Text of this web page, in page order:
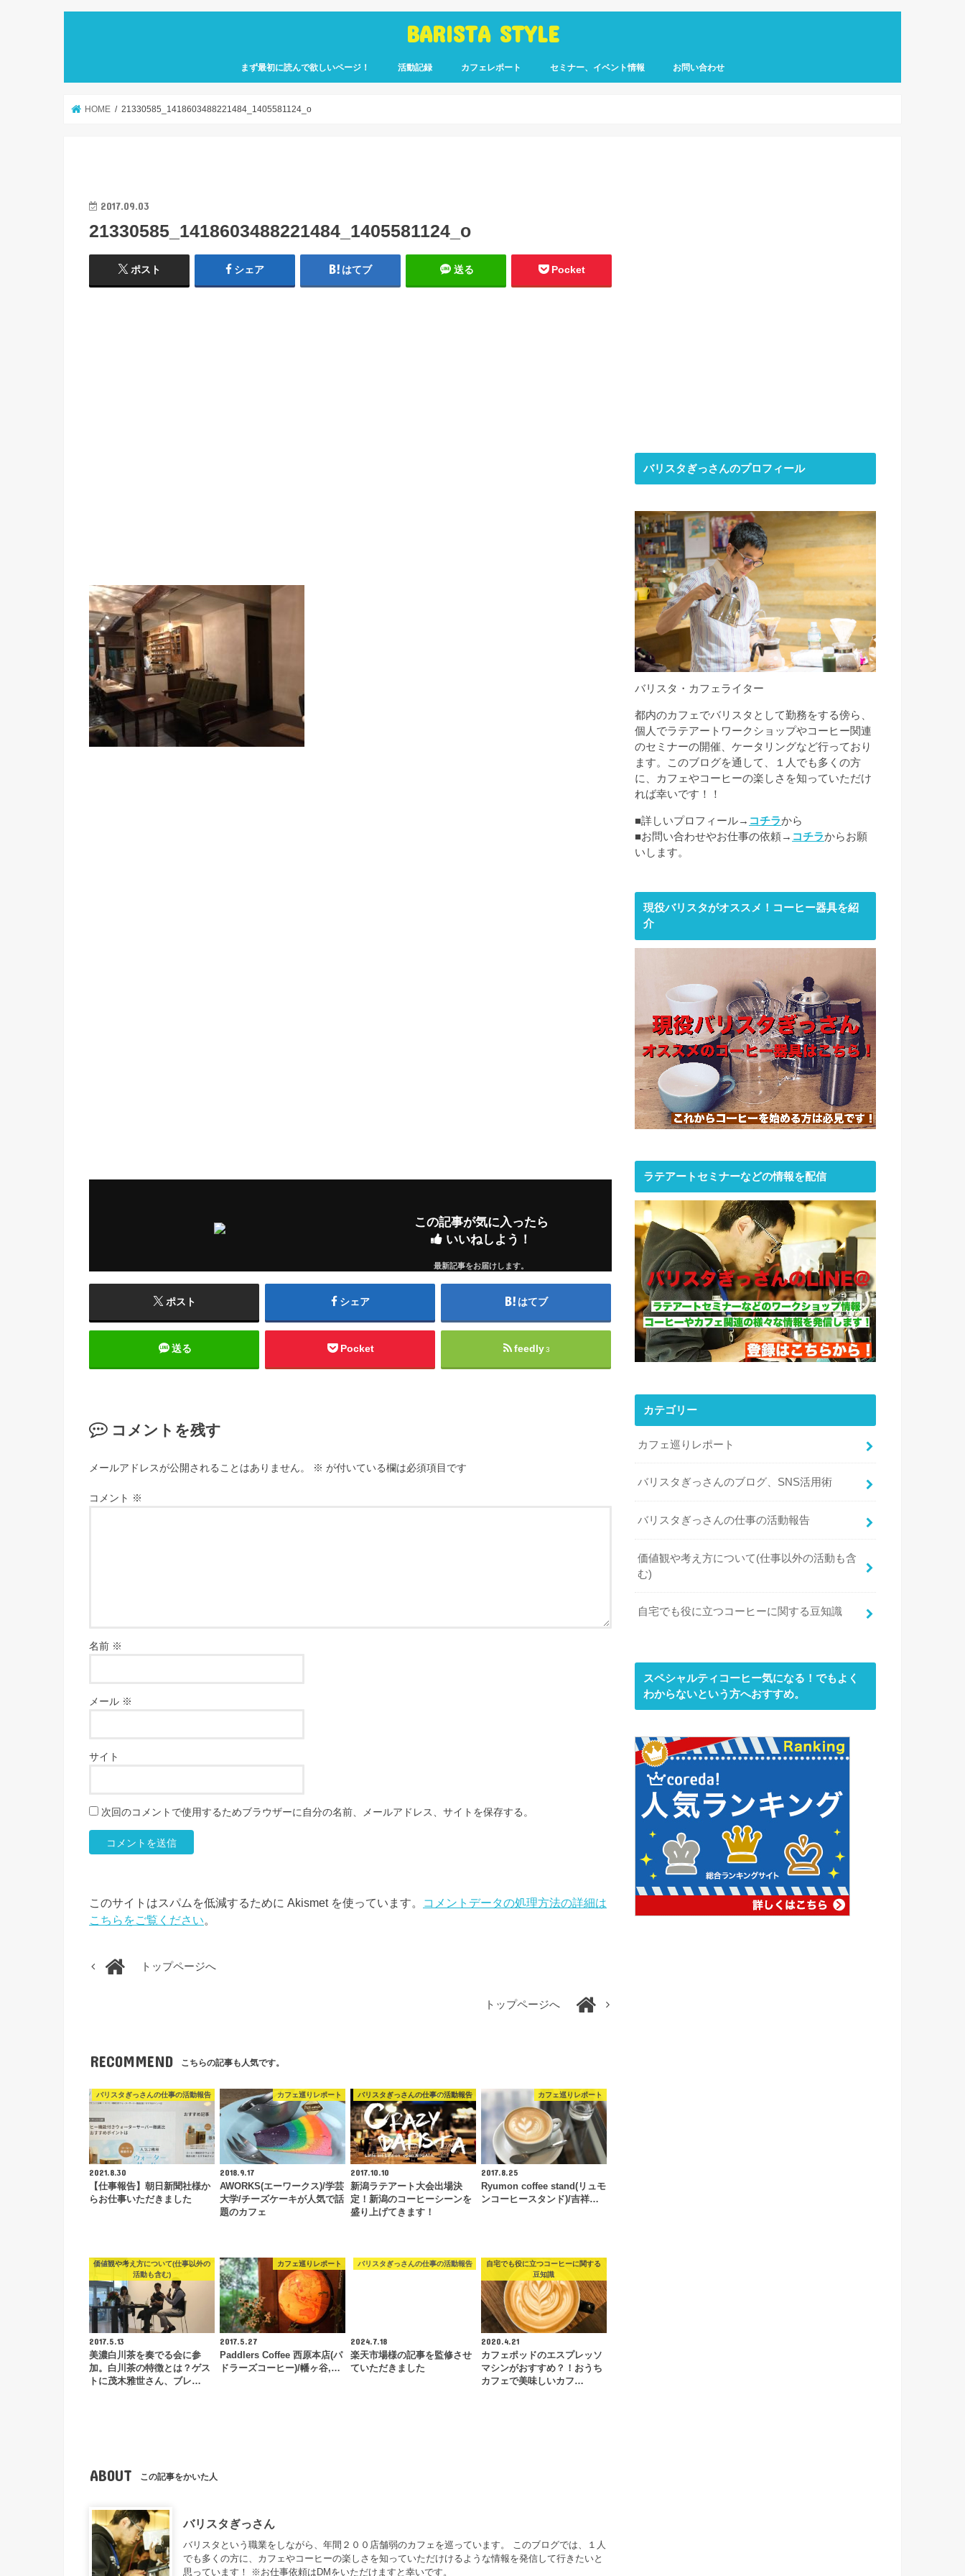
BARISTA STYLE
まず最初に読んで欲しいページ！
せにバリスタを目指したのか」
歩」を運営していきます！
活動記録 カフェレポート セミナー、イベント情報 お問い合わせ
HOME 21330585_1418603488221484_1405581124_o
2017.09.03
21330585_1418603488221484_1405581124_o
ポスト シェア はてブ 送る Pocket
この記事が気に入ったら
いいねしよう！
最新記事をお届けします。
ポスト シェア はてブ
送る Pocket feedly 3
コメントを残す
メールアドレスが公開されることはありません。 ※ が付いている欄は必須項目です
コメント ※
名前 ※
メール ※
サイト
次回のコメントで使用するためブラウザーに自分の名前、メールアドレス、サイトを保存する。
このサイトはスパムを低減するために Akismet を使っています。
コメントデータの処理方法の詳細は
こちらをご覧ください。
トップページへ
トップページへ
RECOMMEND こちらの記事も人気です。
バリスタぎっさんの仕事の活動報告
2021.8.30
【仕事報告】朝日新聞社様か
らお仕事いただきました
カフェ巡りレポート
2018.9.17
AWORKS(エーワークス)/学芸
大学/チーズケーキが人気で話
題のカフェ
バリスタぎっさんの仕事の活動報告
2017.10.10
新潟ラテアート大会出場決
定！新潟のコーヒーシーンを
盛り上げてきます！
カフェ巡りレポート
2017.8.25
Ryumon coffee stand(リュモ
ンコーヒースタンド)/吉祥…
価値観や考え方について(仕事以外の
活動も含む)
2017.5.13
美濃白川茶を奏でる会に参
加。白川茶の特徴とは？ゲス
トに茂木雅世さん、ブレ…
カフェ巡りレポート
2017.5.27
Paddlers Coffee 西原本店(パ
ドラーズコーヒー)/幡ヶ谷,…
バリスタぎっさんの仕事の活動報告
2024.7.18
楽天市場様の記事を監修させ
ていただきました
自宅でも役に立つコーヒーに関する
豆知識
2020.4.21
カフェポッドのエスプレッソ
マシンがおすすめ？！おうち
カフェで美味しいカフ…
ABOUT この記事をかいた人
バリスタぎっさん
バリスタという職業をしながら、年間２００店舗弱のカフェを巡っています。 このブログでは、１人
でも多くの方に、カフェやコーヒーの楽しさを知っていただけけるような情報を発信して行きたいと
思っています！ ※お仕事依頼はDMをいただけますと幸いです。
バリスタぎっさんのプロフィール
バリスタ・カフェライター
都内のカフェでバリスタとして勤務をする傍ら、
個人でラテアートワークショップやコーヒー関連
のセミナーの開催、ケータリングなど行っており
ます。このブログを通して、１人でも多くの方
に、カフェやコーヒーの楽しさを知っていただけ
れば幸いです！！
■詳しいプロフィール→ コチラから
■お問い合わせやお仕事の依頼→ コチラからお願
いします。
現役バリスタがオススメ！コーヒー器具を紹
介
ラテアートセミナーなどの情報を配信
カテゴリー
カフェ巡りレポート
バリスタぎっさんのブログ、SNS活用術
バリスタぎっさんの仕事の活動報告
価値観や考え方について(仕事以外の活動も含
む)
自宅でも役に立つコーヒーに関する豆知識
スペシャルティコーヒー気になる！でもよく
わからないという方へおすすめ。